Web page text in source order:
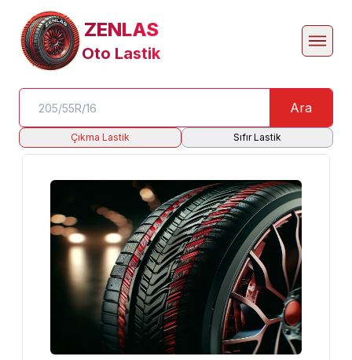
ZENLAS
Oto Lastik
Ara
Çıkma Lastik Sıfır Lastik